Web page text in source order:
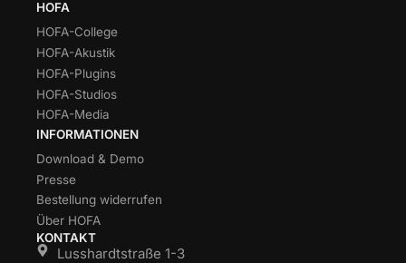
HOFA
HOFA-College
HOFA-Akustik
HOFA-Plugins
HOFA-Studios
HOFA-Media
INFORMATIONEN
Download & Demo
Presse
Bestellung widerrufen
Über HOFA
KONTAKT
Lusshardtstraße 1-3